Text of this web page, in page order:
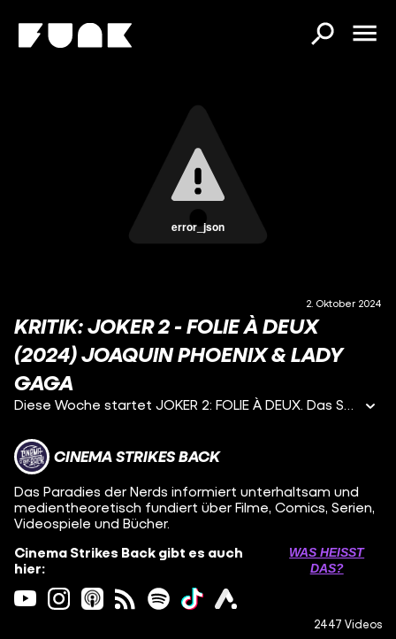
error_json
2. Oktober 2024
KRITIK: JOKER 2 - FOLIE À DEUX
(2024) JOAQUIN PHOENIX & LADY
GAGA
Diese Woche startet JOKER 2: FOLIE À DEUX. Das Sequel zu Todd Philips holt Joaquin Phoenix zurück ins Kostüm des Clown Prince of Crime und lässt ihn diesmal auf Lee treffen, gespielt von Lady Gaga, inspiriert von der Comic-Figur Harley Quinn. Bereits im Vorfeld macht die Fortsetzung zu JOKER mit überraschenden Ideen neugierig. Doch die ersten Reviews sind nicht gerade positiv. Was hat es damit auf sich? Und was hält Batman Fan Alper von dem Film? Erfahrt es in dieser neuen Filmkritik hier auf CINEMA STRIKES BACK! Startdatum: 3. Oktober 2024 Länge: 139 Minuten Genre: Drama, Thriller, Musical, Krimi Regie: Todd Phillips Drehbuch: Scott Silver, Todd Phillips Cast: Joaquin Phoenix, Lady Gaga, Zazie Beetz, Brendan Gleeson, Catherine Keener, Ken Leung
CINEMA STRIKES BACK
Das Paradies der Nerds informiert unterhaltsam und
medientheoretisch fundiert über Filme, Comics, Serien,
Videospiele und Bücher.
Cinema Strikes Back gibt es auch
hier:
WAS HEISST D
AS?
2447 Videos